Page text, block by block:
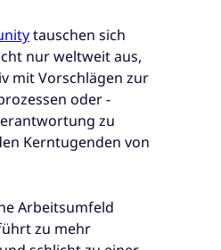
tauschen sich
nur weltweit aus,
mit Vorschlägen zur
oder -
zu
Kerntugenden von
Arbeitsumfeld
zu mehr